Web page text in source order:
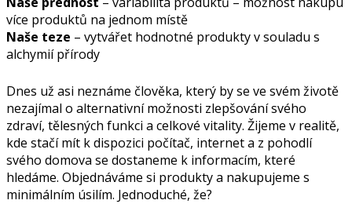
více produktů na jednom místě
Naše teze – vytvářet hodnotné produkty v souladu s
alchymií přírody
Dnes už asi neznáme člověka, který by se ve svém životě
nezajímal o alternativní možnosti zlepšování svého
zdraví, tělesných funkci a celkové vitality. Žijeme v realitě,
kde stačí mít k dispozici počítač, internet a z pohodlí
svého domova se dostaneme k informacím, které
hledáme. Objednáváme si produkty a nakupujeme s
minimálním úsilím. Jednoduché, že?